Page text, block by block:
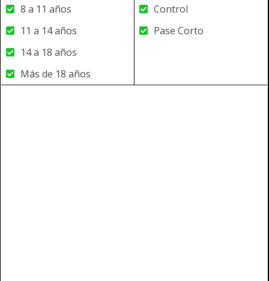
8 a 11 años
11 a 14 años
14 a 18 años
Más de 18 años
Control
Pase Corto